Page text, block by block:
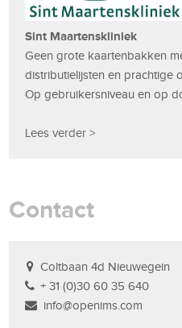
Sint Maartenskliniek
Geen grote kaartenbakken
distributielijsten en prachtige
Op gebruikersniveau en op
Lees verder >
Contact
Coltbaan 4d Nieuwegein
+ 31 (0)30 60 35 640
info@openims.com